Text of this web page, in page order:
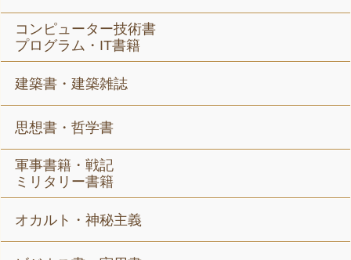
コンピューター技術書
プログラム・IT書籍
建築書・建築雑誌
思想書・哲学書
軍事書籍・戦記
ミリタリー書籍
オカルト・神秘主義